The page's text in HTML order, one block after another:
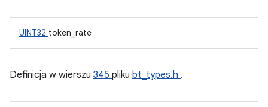
UINT32 token_rate
Definicja w wierszu 345 pliku bt_types.h .